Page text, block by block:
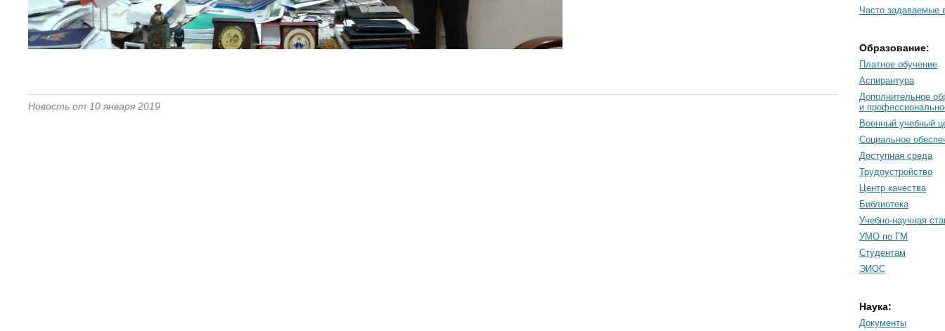
Новость от 10 января 2019
Часто задаваемые
Образование:
Платное обучение
Аспирантура
Дополнительное
и
Военный учебный
Социальное
Доступная среда
Трудоустройство
Центр качества
Библиотека
Учебно-научная
УМО по ГМ
Студентам
ЭИОС
Наука:
Документы